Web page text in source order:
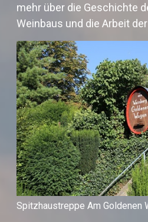
mehr über die Geschichte
Weinbaus und die Arbeit
Spitzhaustreppe Am Goldenen